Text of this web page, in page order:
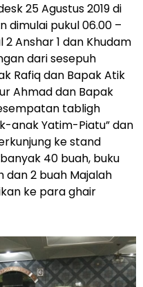
25 Agustus 2019 di
dimulai pukul 06.00 –
2 Anshar 1 dan Khudam
dari sesepuh
Rafiq dan Bapak Atik
Ahmad dan Bapak
tabligh
anak Yatim-Piatu” dan
ke stand
40 buah, buku
dan 2 buah Majalah
ke para ghair